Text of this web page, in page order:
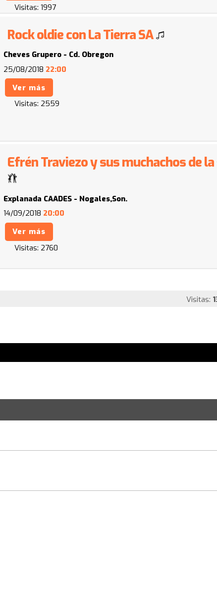
Visitas: 1997
Rock oldie con La Tierra SA
Cheves Grupero - Cd. Obregon
25/08/2018 22:00
Ver más
Visitas: 2559
Efrén Traviezo y sus muchachos de
Explanada CAADES - Nogales,Son.
14/09/2018 20:00
Ver más
Visitas: 2760
Visitas: